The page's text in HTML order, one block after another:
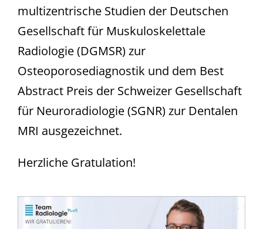
multizentrische Studien der Deutschen
Gesellschaft für Muskuloskelettale
Radiologie (DGMSR) zur
Osteoporosediagnostik und dem Best
Abstract Preis der Schweizer Gesellschaft
für Neuroradiologie (SGNR) zur Dentalen
MRI ausgezeichnet.
Herzliche Gratulation!